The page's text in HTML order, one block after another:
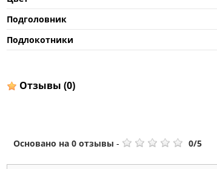
Подголовник
Подлокотники
Отзывы (0)
Основано на 0отзывы - 0/5